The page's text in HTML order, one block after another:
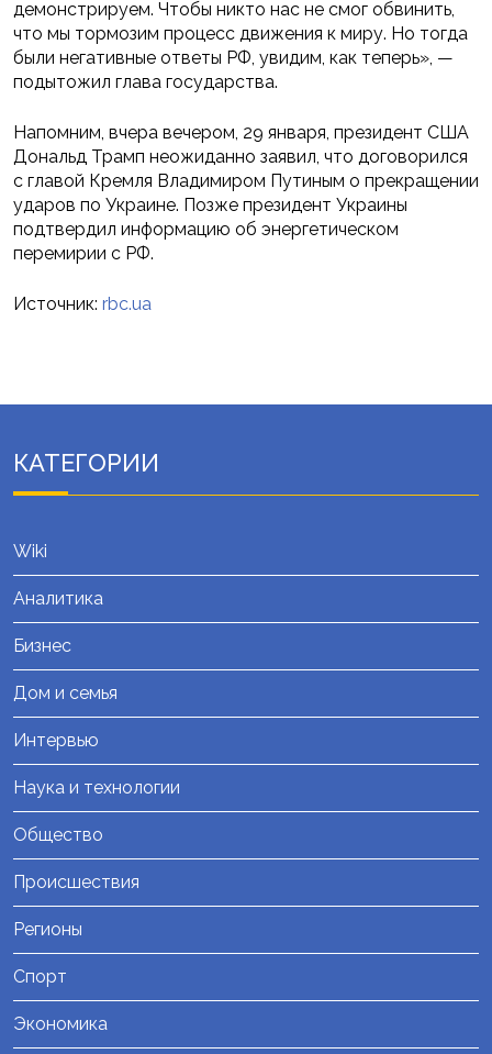
демонстрируем. Чтобы никто нас не смог обвинить,
что мы тормозим процесс движения к миру. Но тогда
были негативные ответы РФ, увидим, как теперь», —
подытожил глава государства.
Напомним, вчера вечером, 29 января, президент США
Дональд Трамп неожиданно заявил, что договорился
с главой Кремля Владимиром Путиным о прекращении
ударов по Украине. Позже президент Украины
подтвердил информацию об энергетическом
перемирии с РФ.
Источник: rbc.ua
КАТЕГОРИИ
Wiki
Аналитика
Бизнес
Дом и семья
Интервью
Наука и технологии
Общество
Происшествия
Регионы
Спорт
Экономика